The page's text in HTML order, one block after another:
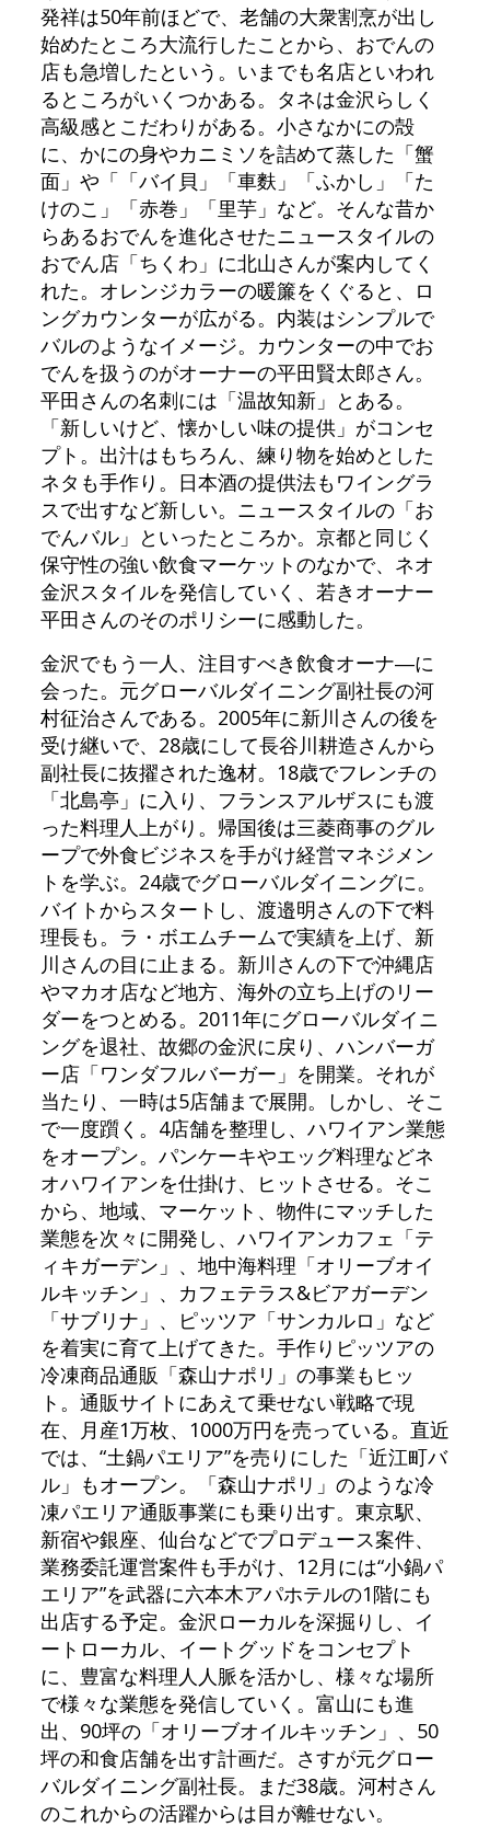
発祥は50年前ほどで、老舗の大衆割烹が出し
始めたところ大流行したことから、おでんの
店も急増したという。いまでも名店といわれ
るところがいくつかある。タネは金沢らしく
高級感とこだわりがある。小さなかにの殻
に、かにの身やカニミソを詰めて蒸した「蟹
面」や「「バイ貝」「車麩」「ふかし」「た
けのこ」「赤巻」「里芋」など。そんな昔か
らあるおでんを進化させたニュースタイルの
おでん店「ちくわ」に北山さんが案内してく
れた。オレンジカラーの暖簾をくぐると、ロ
ングカウンターが広がる。内装はシンプルで
バルのようなイメージ。カウンターの中でお
でんを扱うのがオーナーの平田賢太郎さん。
平田さんの名刺には「温故知新」とある。
「新しいけど、懐かしい味の提供」がコンセ
プト。出汁はもちろん、練り物を始めとした
ネタも手作り。日本酒の提供法もワイングラ
スで出すなど新しい。ニュースタイルの「お
でんバル」といったところか。京都と同じく
保守性の強い飲食マーケットのなかで、ネオ
金沢スタイルを発信していく、若きオーナー
平田さんのそのポリシーに感動した。
金沢でもう一人、注目すべき飲食オーナ―に
会った。元グローバルダイニング副社長の河
村征治さんである。2005年に新川さんの後を
受け継いで、28歳にして長谷川耕造さんから
副社長に抜擢された逸材。18歳でフレンチの
「北島亭」に入り、フランスアルザスにも渡
った料理人上がり。帰国後は三菱商事のグル
ープで外食ビジネスを手がけ経営マネジメン
トを学ぶ。24歳でグローバルダイニングに。
バイトからスタートし、渡邉明さんの下で料
理長も。ラ・ボエムチームで実績を上げ、新
川さんの目に止まる。新川さんの下で沖縄店
やマカオ店など地方、海外の立ち上げのリー
ダーをつとめる。2011年にグローバルダイニ
ングを退社、故郷の金沢に戻り、ハンバーガ
ー店「ワンダフルバーガー」を開業。それが
当たり、一時は5店舗まで展開。しかし、そこ
で一度躓く。4店舗を整理し、ハワイアン業態
をオープン。パンケーキやエッグ料理などネ
オハワイアンを仕掛け、ヒットさせる。そこ
から、地域、マーケット、物件にマッチした
業態を次々に開発し、ハワイアンカフェ「テ
ィキガーデン」、地中海料理「オリーブオイ
ルキッチン」、カフェテラス&ビアガーデン
「サブリナ」、ピッツア「サンカルロ」など
を着実に育て上げてきた。手作りピッツアの
冷凍商品通販「森山ナポリ」の事業もヒッ
ト。通販サイトにあえて乗せない戦略で現
在、月産1万枚、1000万円を売っている。直近
では、“土鍋パエリア”を売りにした「近江町バ
ル」もオープン。「森山ナポリ」のような冷
凍パエリア通販事業にも乗り出す。東京駅、
新宿や銀座、仙台などでプロデュース案件、
業務委託運営案件も手がけ、12月には“小鍋パ
エリア”を武器に六本木アパホテルの1階にも
出店する予定。金沢ローカルを深掘りし、イ
ートローカル、イートグッドをコンセプト
に、豊富な料理人人脈を活かし、様々な場所
で様々な業態を発信していく。富山にも進
出、90坪の「オリーブオイルキッチン」、50
坪の和食店舗を出す計画だ。さすが元グロー
バルダイニング副社長。まだ38歳。河村さん
のこれからの活躍からは目が離せない。